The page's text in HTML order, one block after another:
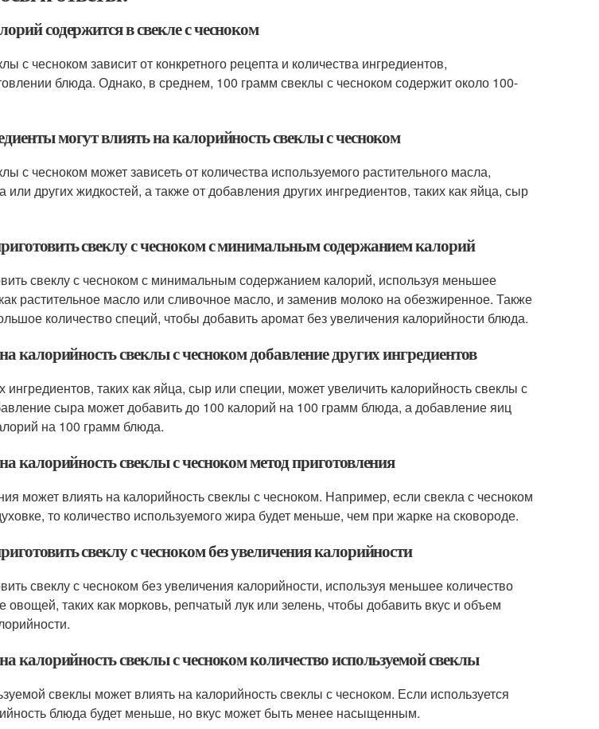
содержится в свекле с чесноком
с чесноком зависит от конкретного рецепта и количества ингредиентов,
блюда. Однако, в среднем, 100 грамм свеклы с чесноком содержит около 100-
могут влиять на калорийность свеклы с чесноком
с чесноком может зависеть от количества используемого растительного масла,
других жидкостей, а также от добавления других ингредиентов, таких как яйца, сыр
свеклу с чесноком с минимальным содержанием калорий
свеклу с чесноком с минимальным содержанием калорий, используя меньшее
растительное масло или сливочное масло, и заменив молоко на обезжиренное. Также
количество специй, чтобы добавить аромат без увеличения калорийности блюда.
калорийность свеклы с чесноком добавление других ингредиентов
ингредиентов, таких как яйца, сыр или специи, может увеличить калорийность свеклы с
сыра может добавить до 100 калорий на 100 грамм блюда, а добавление яиц
на 100 грамм блюда.
калорийность свеклы с чесноком метод приготовления
может влиять на калорийность свеклы с чесноком. Например, если свекла с чесноком
то количество используемого жира будет меньше, чем при жарке на сковороде.
свеклу с чесноком без увеличения калорийности
свеклу с чесноком без увеличения калорийности, используя меньшее количество
таких как морковь, репчатый лук или зелень, чтобы добавить вкус и объем
калорийность свеклы с чесноком количество используемой свеклы
свеклы может влиять на калорийность свеклы с чесноком. Если используется
блюда будет меньше, но вкус может быть менее насыщенным.